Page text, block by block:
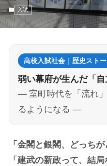
入試
高校入試社会｜歴史スト
弱い幕府が生んだ「
― 室町時代を「流れ
るようになる ―
「金閣と銀閣、どっちが
「建武の新政って、結